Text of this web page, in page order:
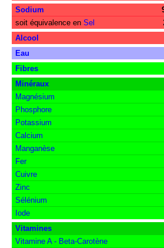
Sodium
soit équivalence en Sel
Alcool
Eau
Fibres
Minéraux
Magnésium
Phosphore
Potassium
Calcium
Manganèse
Fer
Cuivre
Zinc
Sélénium
Iode
Vitamines
Vitamine A - Beta-Carotène